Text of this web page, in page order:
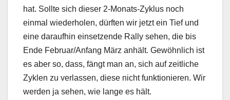
hat. Sollte sich dieser 2-Monats-Zyklus noch
einmal wiederholen, dürften wir jetzt ein Tief und
eine daraufhin einsetzende Rally sehen, die bis
Ende Februar/Anfang März anhält. Gewöhnlich ist
es aber so, dass, fängt man an, sich auf zeitliche
Zyklen zu verlassen, diese nicht funktionieren. Wir
werden ja sehen, wie lange es hält.